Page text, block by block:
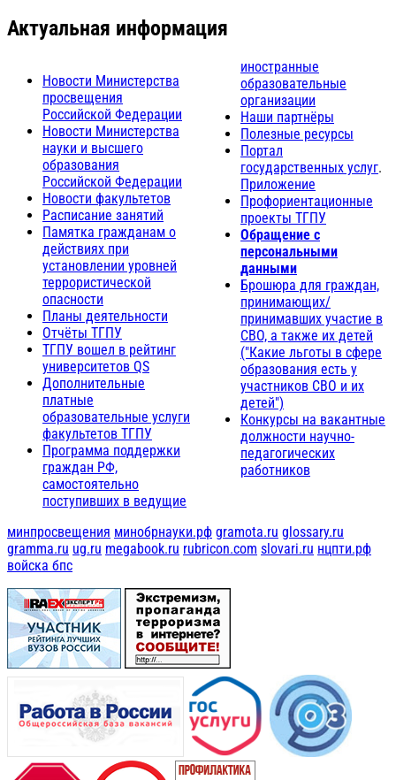
Актуальная информация
Новости Министерства
просвещения
Российской Федерации
Новости Министерства
науки и высшего
образования
Российской Федерации
Новости факультетов
Расписание занятий
Памятка гражданам о
действиях при
установлении уровней
террористической
опасности
Планы деятельности
Отчёты ТГПУ
ТГПУ вошел в рейтинг
университетов QS
Дополнительные
платные
образовательные услуги
факультетов ТГПУ
Программа поддержки
граждан РФ,
самостоятельно
поступивших в ведущие
иностранные
образовательные
организации
Наши партнёры
Полезные ресурсы
Портал
государственных услуг.
Приложение
Профориентационные
проекты ТГПУ
Обращение с
персональными
данными
Брошюра для граждан,
принимающих/
принимавших участие в
СВО, а также их детей
("Какие льготы в сфере
образования есть у
участников СВО и их
детей")
Конкурсы на вакантные
должности научно-
педагогических
работников
минпросвещения минобрнауки.рф gramota.ru glossary.ru
gramma.ru ug.ru megabook.ru rubricon.com slovari.ru нцпти.рф
войска бпс